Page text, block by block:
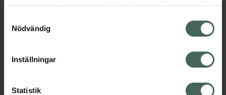
återkalla ditt samtycke via webbplatsens
cookieinställningar. Ett återkallat samtycke påverkar inte
lagligheten av behandling som skett innan återkallelsen.
Nödvändig
Inställningar
Statistik
Visa
Instruktioner Visa